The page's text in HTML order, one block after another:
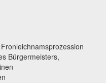
Bürgermeisters,